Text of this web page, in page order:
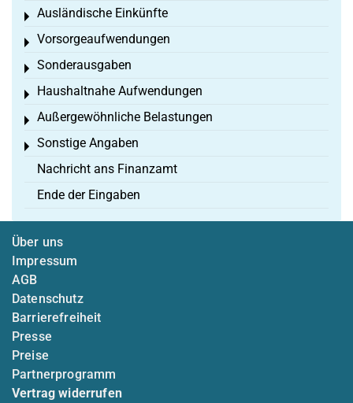
Ausländische Einkünfte
Toggle menu
Vorsorgeaufwendungen
Toggle menu
Sonderausgaben
Toggle menu
Haushaltnahe Aufwendungen
Toggle menu
Außergewöhnliche Belastungen
Toggle menu
Sonstige Angaben
Toggle menu
Nachricht ans Finanzamt
Ende der Eingaben
Über uns
Impressum
AGB
Datenschutz
Barrierefreiheit
Presse
Preise
Partnerprogramm
Vertrag widerrufen